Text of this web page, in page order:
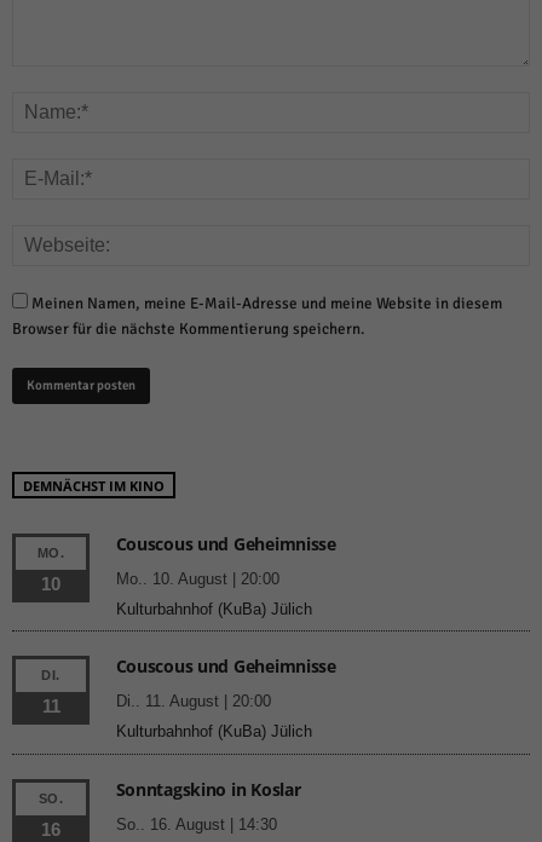
Meinen Namen, meine E-Mail-Adresse und meine Website in diesem
Browser für die nächste Kommentierung speichern.
DEMNÄCHST IM KINO
MO.
10
Couscous und Geheimnisse
Mo.. 10. August | 20:00
Kulturbahnhof (KuBa) Jülich
DI.
11
Couscous und Geheimnisse
Di.. 11. August | 20:00
Kulturbahnhof (KuBa) Jülich
SO.
16
Sonntagskino in Koslar
So.. 16. August | 14:30